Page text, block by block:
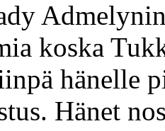
koska
hänelle
Hänet